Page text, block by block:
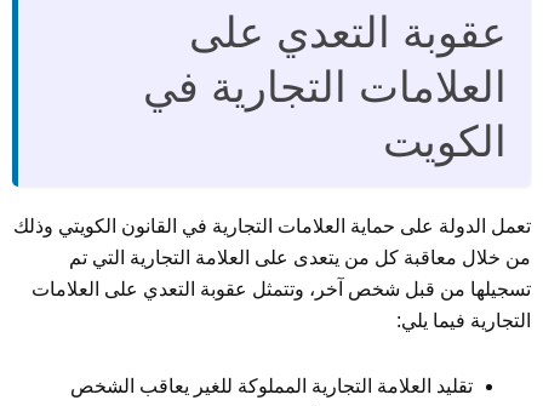
عقوبة التعدي على
العلامات التجارية في
الكويت
تعمل الدولة على حماية العلامات التجارية في القانون الكويتي وذلك
من خلال معاقبة كل من يتعدى على العلامة التجارية التي تم
تسجيلها من قبل شخص آخر، وتتمثل عقوبة التعدي على العلامات
التجارية فيما يلي:
تقليد العلامة التجارية المملوكة للغير يعاقب الشخص